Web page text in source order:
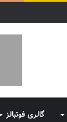
گالری فوتبالز